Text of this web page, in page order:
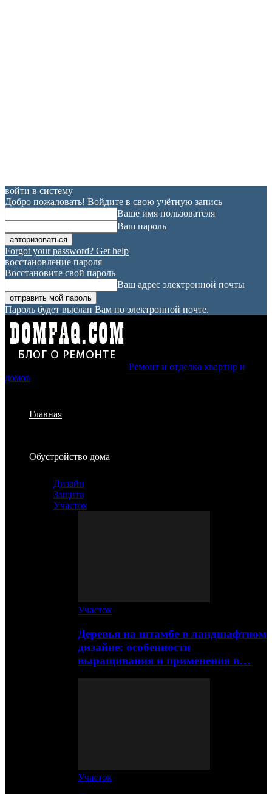
войти в систему
Добро пожаловать! Войдите в свою учётную запись
Ваше имя пользователя
Ваш пароль
Forgot your password? Get help
восстановление пароля
Восстановите свой пароль
Ваш адрес электронной почты
Пароль будет выслан Вам по электронной почте.
Ремонт и отделка квартир и
домов
Главная
Обустройство дома
Дизайн
Защита
Участок
Участок
Деревья на штамбе в ландшафтном
дизайне: особенности
выращивания и применения в…
Участок